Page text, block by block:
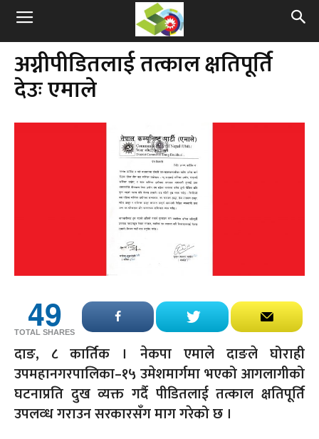
अग्नीपीडितलाई तत्काल क्षतिपूर्ति
देउः एमाले
49
TOTAL SHARES
दाङ, ८ कार्तिक । नेकपा एमाले दाङले घोराही
उपमहानगरपालिका–१५ उमेशमार्गमा भएको आगलागीको
घटनाप्रति दुख व्यक्त गर्दै पीडितलाई तत्काल क्षतिपूर्ति
उपलव्ध गराउन सरकारसँग माग गरेको छ ।